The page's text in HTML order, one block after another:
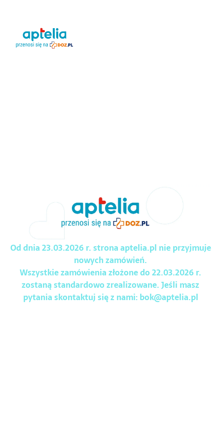
Od dnia 23.03.2026 r. strona aptelia.pl nie przyjmuje
nowych zamówień.
Wszystkie zamówienia złożone do 22.03.2026 r.
zostaną standardowo zrealizowane. Jeśli masz
pytania skontaktuj się z nami:bok@aptelia.pl